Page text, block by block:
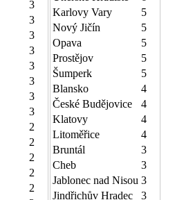
3
3
3
3
3
3
3
3
2
2
2
2
2
Karlovy Vary
5
Nový Jičín
5
Opava
5
Prostějov
5
Šumperk
5
Blansko
4
České Budějovice
4
Klatovy
4
Litoměřice
4
Bruntál
3
Cheb
3
Jablonec nad Nisou 3
Jindřichův Hradec
3